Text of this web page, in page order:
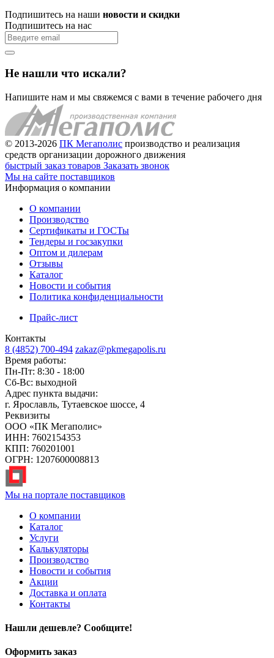
Подпишитесь на наши новости и скидки
Подпишитесь на нас
Не нашли что искали?
Напишите нам и мы свяжемся с вами в течение рабочего дня
© 2013-2026 ПК Мегаполис производство и реализация
средств организации дорожного движения
быстрый заказ товаров Заказать звонок
Мы на сайте поставщиков
Информация о компании
О компании
Производство
Сертификаты и ГОСТы
Тендеры и госзакупки
Оптом и дилерам
Отзывы
Каталог
Новости и события
Политика конфиденциальности
Прайс-лист
Контакты
8 (4852) 700-494 zakaz@pkmegapolis.ru
Время работы:
Пн-Пт: 8:30 - 18:00
Сб-Вс: выходной
Адрес пункта выдачи:
г. Ярославль, Тутаевское шоссе, 4
Реквизиты
ООО «ПК Мегаполис»
ИНН: 7602154353
КПП: 760201001
ОГРН: 1207600008813
Мы на портале поставщиков
О компании
Каталог
Услуги
Калькуляторы
Производство
Новости и события
Акции
Доставка и оплата
Контакты
Нашли дешевле? Сообщите!
Оформить заказ